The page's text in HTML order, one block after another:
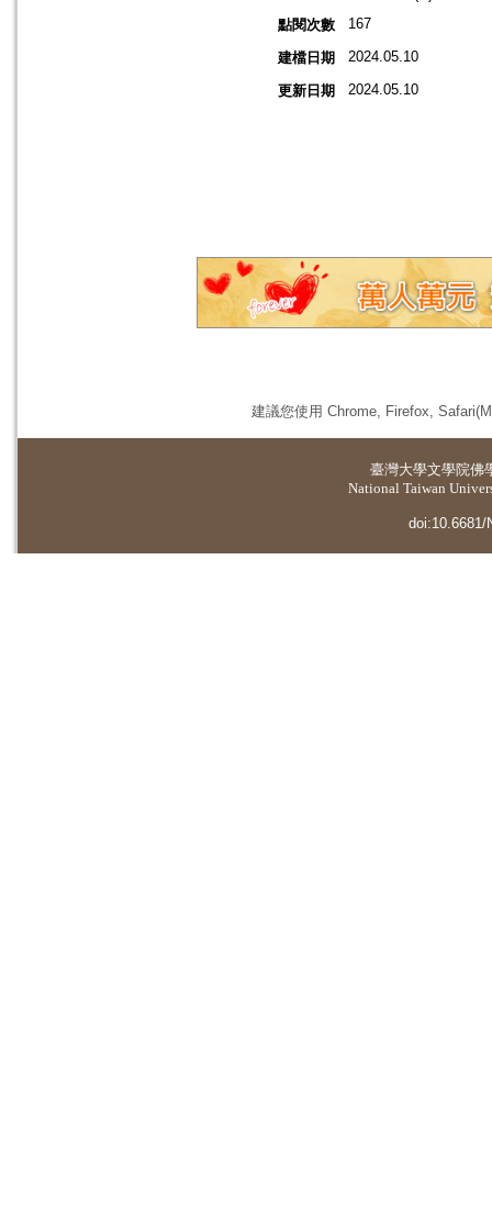
點閱次數
167
建檔日期 2024.05.10
更新日期 2024.05.10
建議您使用 Chrome, Firefox,
臺灣大學文學院佛
National Taiwan
doi:10.6681/